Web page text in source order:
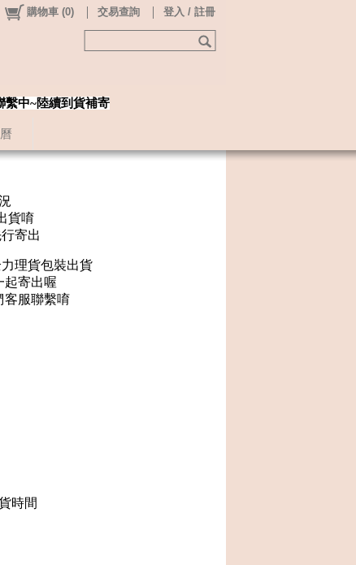
購物車 (0) 交易查詢 登入 / 註冊
繫中~陸續到貨補寄